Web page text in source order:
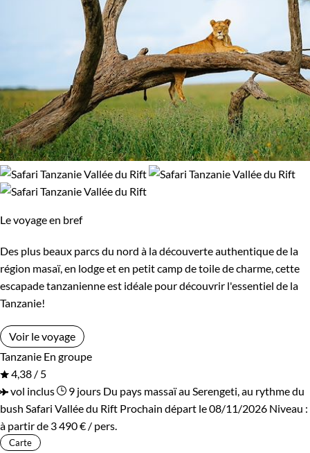
Le voyage en bref
Des plus beaux parcs du nord à la découverte authentique de la
région masaï, en lodge et en petit camp de toile de charme, cette
escapade tanzanienne est idéale pour découvrir l'essentiel de la
Tanzanie!
Voir le voyage
Tanzanie En groupe
4,38 / 5
vol inclus
9 jours Du pays massaï au Serengeti, au rythme du
bush Safari Vallée du Rift Prochain départ le 08/11/2026 Niveau :
à partir de 3 490 € / pers.
Carte